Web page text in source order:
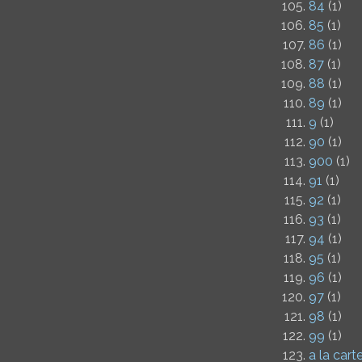
84 (1)
85 (1)
86 (1)
87 (1)
88 (1)
89 (1)
9 (1)
90 (1)
900 (1)
91 (1)
92 (1)
93 (1)
94 (1)
95 (1)
96 (1)
97 (1)
98 (1)
99 (1)
a la